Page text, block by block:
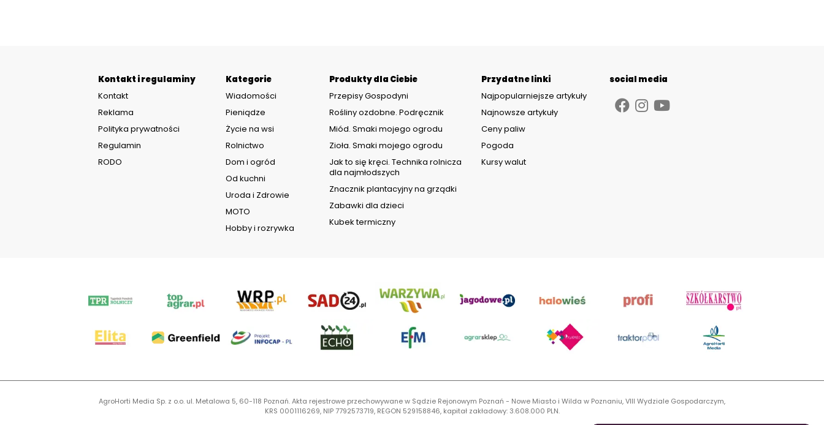
Kontakt i regulaminy
Kontakt
Reklama
Polityka prywatności
Regulamin
RODO
Kategorie
Wiadomości
Pieniądze
Życie na wsi
Rolnictwo
Dom i ogród
Od kuchni
Uroda i Zdrowie
MOTO
Hobby i rozrywka
Produkty dla Ciebie
Przepisy Gospodyni
Rośliny ozdobne. Podręcznik
Miód. Smaki mojego ogrodu
Zioła. Smaki mojego ogrodu
Jak to się kręci. Technika rolnicza
dla najmłodszych
Znacznik plantacyjny na grządki
Zabawki dla dzieci
Kubek termiczny
Przydatne linki
Najpopularniejsze artykuły
Najnowsze artykuły
Ceny paliw
Pogoda
Kursy walut
social media
AgroHorti Media Sp. z o.o. ul. Metalowa 5, 60-118 Poznań. Akta rejestrowe przechowywane w Sądzie Rejonowym Poznań - Nowe Miasto i Wilda w Poznaniu, VIII Wydziale Gospodarczym,
KRS 0001116269, NIP 7792573719, REGON 529158846, kapitał zakładowy: 3.608.000 PLN.